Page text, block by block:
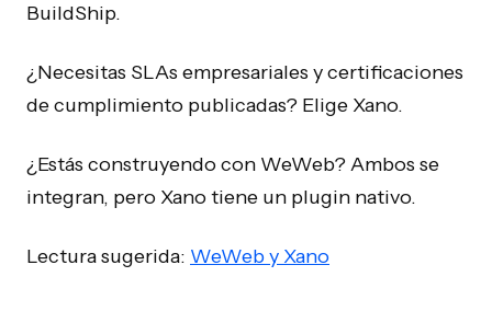
BuildShip.
¿Necesitas SLAs empresariales y certificaciones
de cumplimiento publicadas? Elige Xano.
¿Estás construyendo con WeWeb? Ambos se
integran, pero Xano tiene un plugin nativo.
Lectura sugerida: WeWeb y Xano